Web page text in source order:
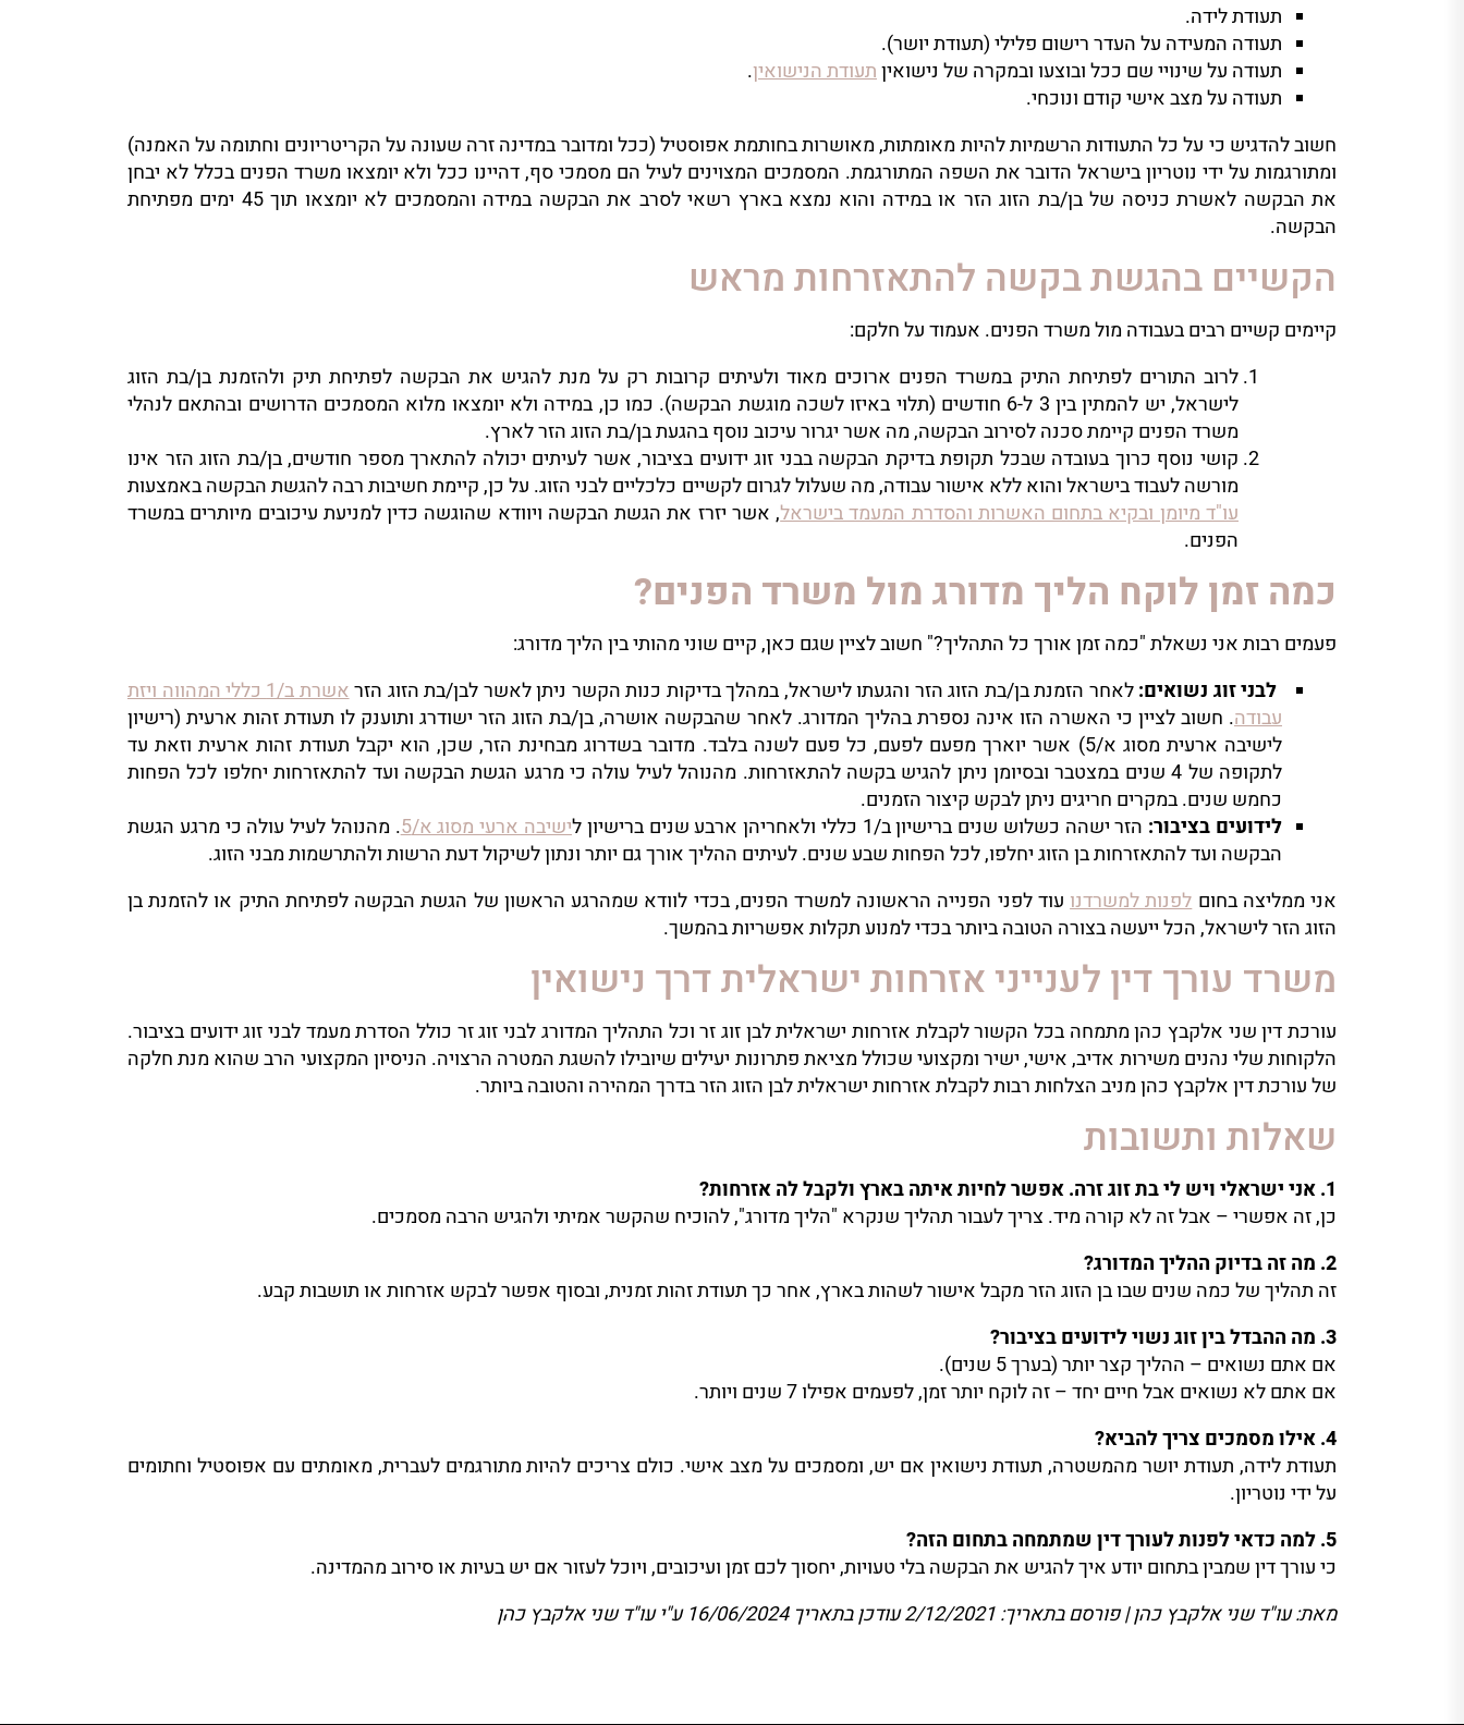
תעודת לידה.
תעודה המעידה על העדר רישום פלילי (תעודת יושר).
תעודה על שינויי שם ככל ובוצעו ובמקרה של נישואיןתעודת הנישואין.
תעודה על מצב אישי קודם ונוכחי.
חשוב להדגיש כי על כל התעודות הרשמיות להיות מאומתות, מאושרות בחותמת אפוסטיל (ככל ומדובר במדינה זרה שעונה על הקריטריונים וחתומה על האמנה)
ומתורגמות על ידי נוטריון בישראל הדובר את השפה המתורגמת. המסמכים המצוינים לעיל הם מסמכי סף, דהיינו ככל ולא יומצאו משרד הפנים בכלל לא יבחן
את הבקשה לאשרת כניסה של בן/בת הזוג הזר או במידה והוא נמצא בארץ רשאי לסרב את הבקשה במידה והמסמכים לא יומצאו תוך 45 ימים מפתיחת
הבקשה.
הקשיים בהגשת בקשה להתאזרחות מראש
קיימים קשיים רבים בעבודה מול משרד הפנים. אעמוד על חלקם:
לרוב התורים לפתיחת התיק במשרד הפנים ארוכים מאוד ולעיתים קרובות רק על מנת להגיש את הבקשה לפתיחת תיק ולהזמנת בן/בת הזוג
לישראל, יש להמתין בין 3 ל-6 חודשים (תלוי באיזו לשכה מוגשת הבקשה). כמו כן, במידה ולא יומצאו מלוא המסמכים הדרושים ובהתאם לנהלי
משרד הפנים קיימת סכנה לסירוב הבקשה, מה אשר יגרור עיכוב נוסף בהגעת בן/בת הזוג הזר לארץ.
קושי נוסף כרוך בעובדה שבכל תקופת בדיקת הבקשה בבני זוג ידועים בציבור, אשר לעיתים יכולה להתארך מספר חודשים, בן/בת הזוג הזר אינו
מורשה לעבוד בישראל והוא ללא אישור עבודה, מה שעלול לגרום לקשיים כלכליים לבני הזוג. על כן, קיימת חשיבות רבה להגשת הבקשה באמצעות
עו"ד מיומן ובקיא בתחום האשרות והסדרת המעמד בישראל, אשר יזרז את הגשת הבקשה ויוודא שהוגשה כדין למניעת עיכובים מיותרים במשרד
הפנים.
כמה זמן לוקח הליך מדורג מול משרד הפנים?
פעמים רבות אני נשאלת "כמה זמן אורך כל התהליך?" חשוב לציין שגם כאן, קיים שוני מהותי בין הליך מדורג:
לבני זוג נשואים:לאחר הזמנת בן/בת הזוג הזר והגעתו לישראל, במהלך בדיקות כנות הקשר ניתן לאשר לבן/בת הזוג הזר
אשרת ב/1 כללי המהווה ויזת
עבודה. חשוב לציין כי האשרה הזו אינה נספרת בהליך המדורג. לאחר שהבקשה אושרה, בן/בת הזוג הזר ישודרג ותוענק לו תעודת זהות ארעית (רישיון
לישיבה ארעית מסוג א/5) אשר יוארך מפעם לפעם, כל פעם לשנה בלבד. מדובר בשדרוג מבחינת הזר, שכן, הוא יקבל תעודת זהות ארעית וזאת עד
לתקופה של 4 שנים במצטבר ובסיומן ניתן להגיש בקשה להתאזרחות. מהנוהל לעיל עולה כי מרגע הגשת הבקשה ועד להתאזרחות יחלפו לכל הפחות
כחמש שנים. במקרים חריגים ניתן לבקש קיצור הזמנים.
לידועים בציבור: הזר ישהה כשלוש שנים ברישיון ב/1 כללי ולאחריהן ארבע שנים ברישיון ל ישיבה ארעי מסוג א/5 . מהנוהל לעיל עולה כי מרגע הגשת
הבקשה ועד להתאזרחות בן הזוג יחלפו, לכל הפחות שבע שנים. לעיתים ההליך אורך גם יותר ונתון לשיקול דעת הרשות ולהתרשמות מבני הזוג.
אני ממליצה בחוםלפנות למשרדנועוד לפני הפנייה הראשונה למשרד הפנים, בכדי לוודא שמהרגע הראשון של הגשת הבקשה לפתיחת התיק או להזמנת בן
הזוג הזר לישראל, הכל ייעשה בצורה הטובה ביותר בכדי למנוע תקלות אפשריות בהמשך.
משרד עורך דין לענייני אזרחות ישראלית דרך נישואין
עורכת דין שני אלקבץ כהן מתמחה בכל הקשור לקבלת אזרחות ישראלית לבן זוג זר וכל התהליך המדורג לבני זוג זר כולל הסדרת מעמד לבני זוג ידועים בציבור.
הלקוחות שלי נהנים משירות אדיב, אישי, ישיר ומקצועי שכולל מציאת פתרונות יעילים שיובילו להשגת המטרה הרצויה. הניסיון המקצועי הרב שהוא מנת חלקה
של עורכת דין אלקבץ כהן מניב הצלחות רבות לקבלת אזרחות ישראלית לבן הזוג הזר בדרך המהירה והטובה ביותר.
שאלות ותשובות
1. אני ישראלי ויש לי בת זוג זרה. אפשר לחיות איתה בארץ ולקבל לה אזרחות?
כן, זה אפשרי – אבל זה לא קורה מיד. צריך לעבור תהליך שנקרא "הליך מדורג", להוכיח שהקשר אמיתי ולהגיש הרבה מסמכים.
2. מה זה בדיוק ההליך המדורג?
זה תהליך של כמה שנים שבו בן הזוג הזר מקבל אישור לשהות בארץ, אחר כך תעודת זהות זמנית, ובסוף אפשר לבקש אזרחות או תושבות קבע.
3. מה ההבדל בין זוג נשוי לידועים בציבור?
אם אתם נשואים – ההליך קצר יותר (בערך 5 שנים).
אם אתם לא נשואים אבל חיים יחד – זה לוקח יותר זמן, לפעמים אפילו 7 שנים ויותר.
4. אילו מסמכים צריך להביא?
תעודת לידה, תעודת יושר מהמשטרה, תעודת נישואין אם יש, ומסמכים על מצב אישי. כולם צריכים להיות מתורגמים לעברית, מאומתים עם אפוסטיל וחתומים
על ידי נוטריון.
5. למה כדאי לפנות לעורך דין שמתמחה בתחום הזה?
כי עורך דין שמבין בתחום יודע איך להגיש את הבקשה בלי טעויות, יחסוך לכם זמן ועיכובים, ויוכל לעזור אם יש בעיות או סירוב מהמדינה.
מאת: עו"ד שני אלקבץ כהן | פורסם בתאריך: 2/12/2021 עודכן בתאריך 16/06/2024 ע"י עו"ד שני אלקבץ כהן